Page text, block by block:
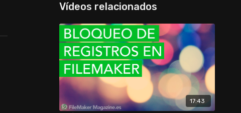
Vídeos relacionados
17:43